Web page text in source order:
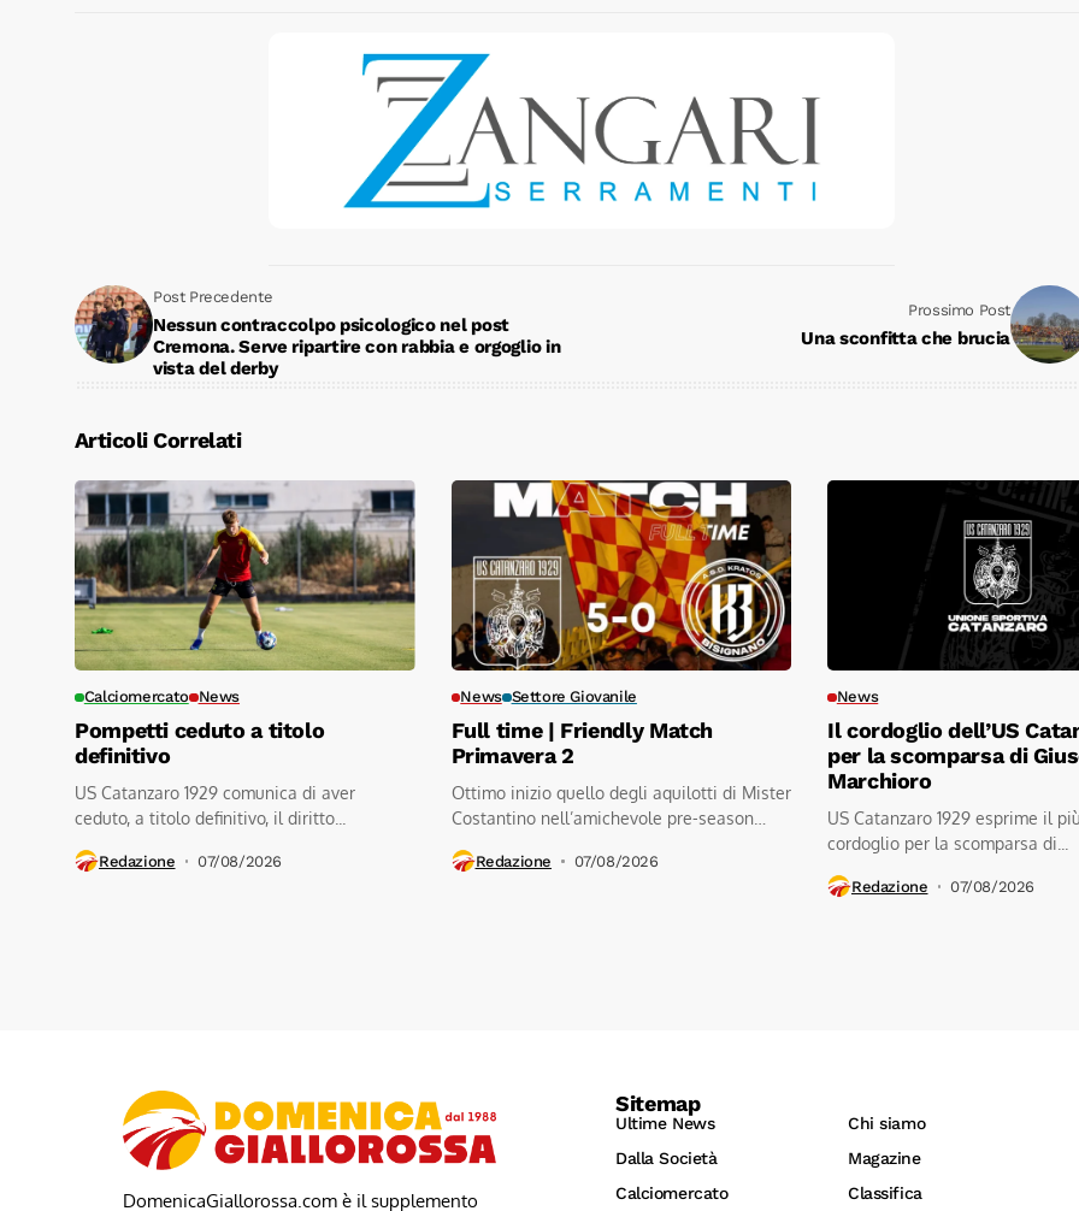
Post Precedente
Nessun contraccolpo psicologico nel post
Cremona. Serve ripartire con rabbia e orgoglio in
vista del derby
Prossimo Post
Una sconfitta che brucia
Articoli Correlati
Calciomercato News
Pompetti ceduto a titolo
definitivo
US Catanzaro 1929 comunica di aver
ceduto, a titolo definitivo, il diritto...
Redazione 07/08/2026
News Settore Giovanile
Full time | Friendly Match
Primavera 2
Ottimo inizio quello degli aquilotti di Mister
Costantino nell’amichevole pre-season
Redazione 07/08/2026
News
Il cordoglio dell’US
per la scomparsa di
Marchioro
US Catanzaro 1929 esprime il
cordoglio per la scomparsa di...
Redazione 07/08/2026
DomenicaGiallorossa.com è il supplemento
Sitemap
Ultime News
Chi siamo
Dalla Società
Magazine
Calciomercato
Classifica